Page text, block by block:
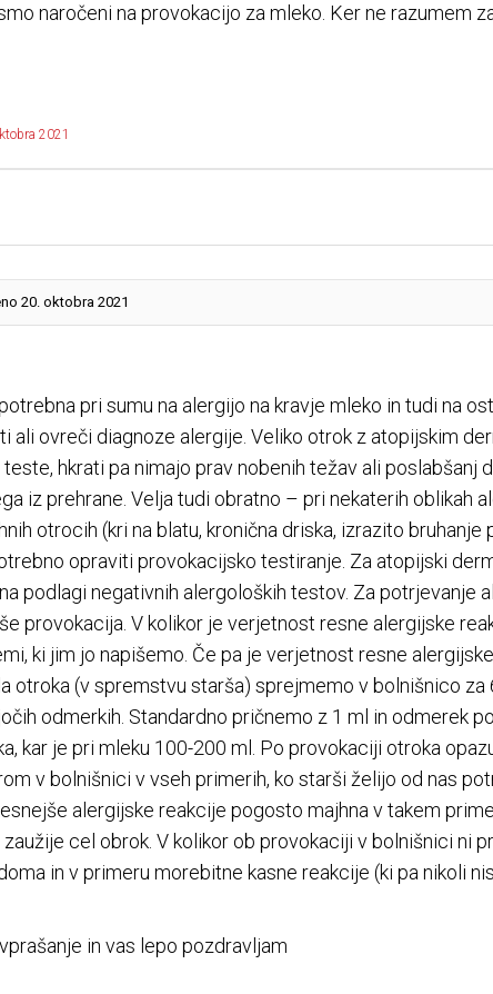
naročeni na provokacijo za mleko. Ker ne razumem
2021
20. oktobra 2021
pri sumu na alergijo na kravje mleko in tudi na
ali ovreči diagnoze alergije. Veliko otrok z atopijskim
hkrati pa nimajo prav nobenih težav ali poslabšanj
iz prehrane. Velja tudi obratno – pri nekaterih oblikah
otrocih (kri na blatu, kronična driska, izrazito
opraviti provokacijsko testiranje. Za atopijski
podlagi negativnih alergoloških testov. Za potrjevanje
provokacija. V kolikor je verjetnost resne alergijske
ki jim jo napišemo. Če pa je verjetnost resne
otroka (v spremstvu starša) sprejmemo v bolnišnico za
odmerkih. Standardno pričnemo z 1 ml in odmerek
kar je pri mleku 100-200 ml. Po provokaciji otroka
v bolnišnici v vseh primerih, ko starši želijo od nas
alergijske reakcije pogosto majhna v takem
cel obrok. V kolikor ob provokaciji v bolnišnici ni
in v primeru morebitne kasne reakcije (ki pa nikoli
in vas lepo pozdravljam